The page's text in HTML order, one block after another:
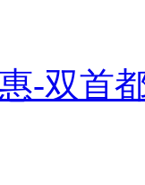
-双首